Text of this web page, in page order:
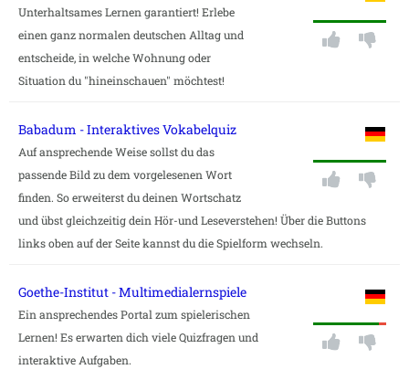
Unterhaltsames Lernen garantiert! Erlebe
einen ganz normalen deutschen Alltag und
entscheide, in welche Wohnung oder
Situation du "hineinschauen" möchtest!
Babadum - Interaktives Vokabelquiz
Auf ansprechende Weise sollst du das
passende Bild zu dem vorgelesenen Wort
finden. So erweiterst du deinen Wortschatz
und übst gleichzeitig dein Hör-und Leseverstehen! Über die Buttons
links oben auf der Seite kannst du die Spielform wechseln.
Goethe-Institut - Multimedialernspiele
Ein ansprechendes Portal zum spielerischen
Lernen! Es erwarten dich viele Quizfragen und
interaktive Aufgaben.